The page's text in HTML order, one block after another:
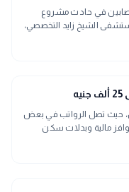
في حادث مشروع
وذلك داخل مستشفى الشيخ زايد التخصصي،
المقدمة لهم
حيث تصل الرواتب في بعض
إلى حوافز مالية وبدلات سكن